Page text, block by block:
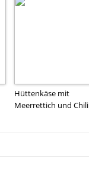
Hüttenkäse mit
Meerrettich und Chili